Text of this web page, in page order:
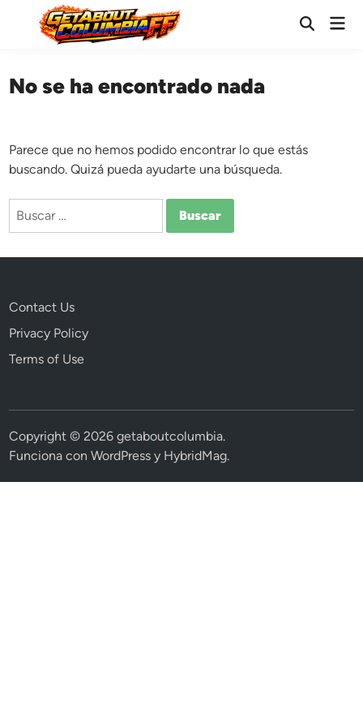
contenido
Abrir
No se ha encontrado nada
Parece que no hemos podido encontrar lo que estás
buscando. Quizá pueda ayudarte una búsqueda.
Buscar:
Contact Us
Privacy Policy
Terms of Use
Copyright © 2026getaboutcolumbia.
Funciona conWordPress y HybridMag.